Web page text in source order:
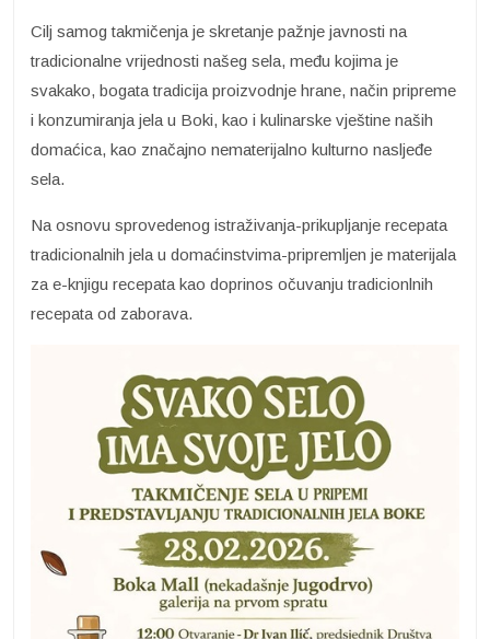
Cilj samog takmičenja je skretanje pažnje javnosti na
tradicionalne vrijednosti našeg sela, među kojima je
svakako, bogata tradicija proizvodnje hrane, način pripreme
i konzumiranja jela u Boki, kao i kulinarske vještine naših
domaćica, kao značajno nematerijalno kulturno nasljeđe
sela.
Na osnovu sprovedenog istraživanja-prikupljanje recepata
tradicionalnih jela u domaćinstvima-pripremljen je materijala
za e-knjigu recepata kao doprinos očuvanju tradicionlnih
recepata od zaborava.